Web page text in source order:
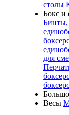
столы
Бокс и
Бинты,
для
Весы